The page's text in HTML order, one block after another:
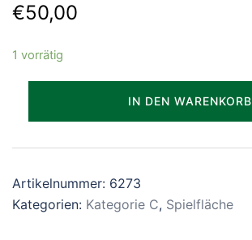
€50,00
1 vorrätig
IN DEN WARENKORB
Artikelnummer: 6273
Kategorien: Kategorie C, Spielfläche